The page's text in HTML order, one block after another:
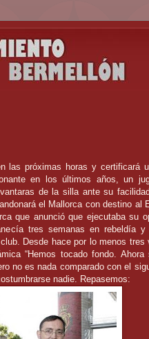
las próximas horas y certificará
en los últimos años, un
de la silla ante su
el Mallorca con destino al
que anunció que ejecutaba su
tres semanas en rebeldía y
Desde hace por lo menos tres
“Hemos tocado fondo. Ahora
no es nada comparado con el
nadie. Repasemos: